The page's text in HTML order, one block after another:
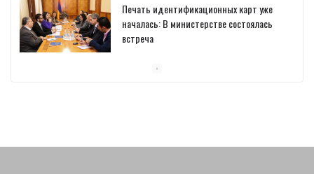
Печать идентификационных карт уже
началась: В министерстве состоялась
встреча